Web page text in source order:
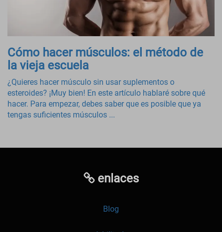
Cómo hacer músculos: el método de
la vieja escuela
¿Quieres hacer músculo sin usar suplementos o
esteroides? ¡Muy bien! En este artículo hablaré sobre qué
hacer. Para empezar, debes saber que es posible que ya
tengas suficientes músculos ...
enlaces
Blog